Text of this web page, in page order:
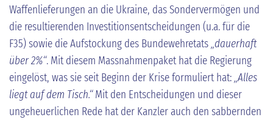
Waffenlieferungen an die Ukraine, das Sondervermögen und
die resultierenden Investitionsentscheidungen (u.a. für die
F35) sowie die Aufstockung des Bundewehretats„dauerhaft
über 2%“. Mit diesem Massnahmenpaket hat die Regierung
eingelöst, was sie seit Beginn der Krise formuliert hat:„Alles
liegt auf dem Tisch.“Mit den Entscheidungen und dieser
ungeheuerlichen Rede hat der Kanzler auch den sabbernden